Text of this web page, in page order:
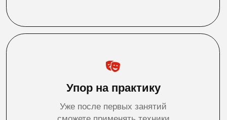
Актерское мастерство,
сценическая речь
24 занятия. 3 месяца. 96 ак.